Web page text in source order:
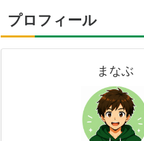
プロフィール
まなぶ